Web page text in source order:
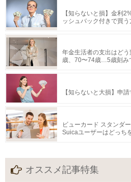
【知らないと損】金利
ッシュバック付きで買う
年金生活者の支出はど
歳、70〜74歳…5歳刻み
【知らないと大損】申
ビューカード スタンダ
Suicaユーザーはどっち
オススメ記事特集